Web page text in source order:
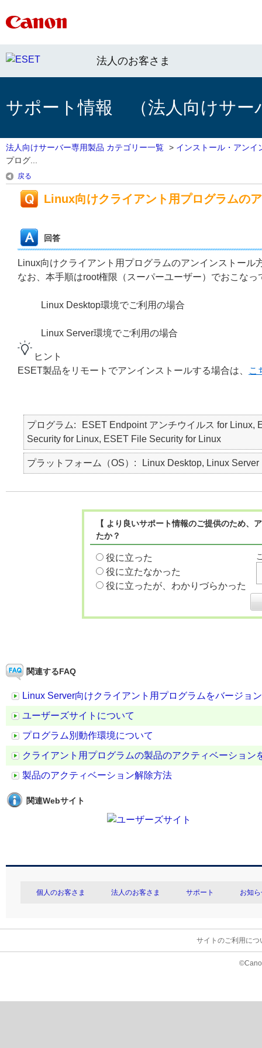
法人のお客さま
サポート情報 （法人向けサー
法人向けサーバー専用製品 カテゴリー一覧 > インストール・アンイ
プログ...
戻る
Linux向けクライアント用プログラムの
回答
Linux向けクライアント用プログラムのアンインストー
なお、本手順はroot権限（スーパーユーザー）でおこなっ
Linux Desktop環境でご利用の場合
Linux Server環境でご利用の場合
ヒント
ESET製品をリモートでアンインストールする場合は、
こ
プログラム
ESET Endpoint アンチウイルス for Linux,
Security for Linux, ESET File Security for Linux
プラットフォーム（OS） Linux Desktop, Linux Server
【 より良いサポート情報のご提供のため
たか？
役に立った
役に立たなかった
役に立ったが、わかりづらかった
関連するFAQ
Linux Server向けクライアント用プログラムをバージョ
ユーザーズサイトについて
プログラム別動作環境について
クライアント用プログラムの製品のアクティベーション
製品のアクティベーション解除方法
関連Webサイト
個人のお客さま 法人のお客さま サポート お知
サイトのご利用につ